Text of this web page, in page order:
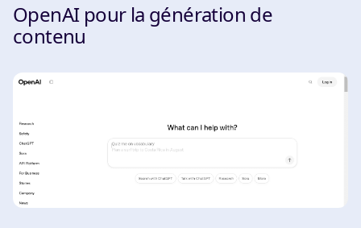
OpenAI pour la génération de
contenu